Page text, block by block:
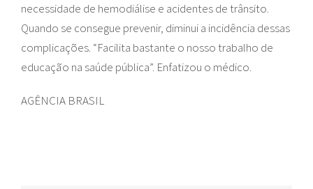
necessidade de hemodiálise e acidentes de trânsito.
Quando se consegue prevenir, diminui a incidência dessas
complicações. “Facilita bastante o nosso trabalho de
educação na saúde pública”. Enfatizou o médico.
AGÊNCIA BRASIL